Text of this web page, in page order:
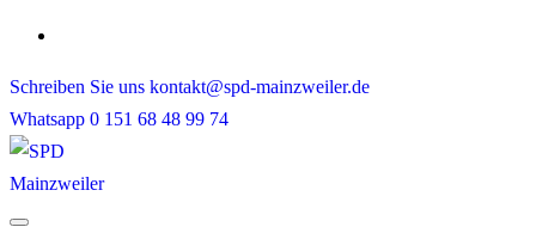
Skip
content
Schreiben Sie uns kontakt@spd-mainzweiler.de
Whatsapp 0 151 68 48 99 74